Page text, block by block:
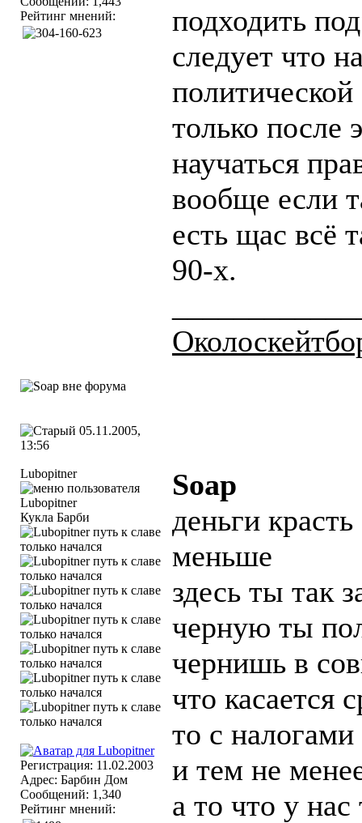
Рейтинг мнений:
подходить
следует что
политической
только после
научаться
вообще если
есть щас всё
90-х.
05.11.2005,
13:56
Lubopitner
Кукла Барби
Регистрация: 11.02.2003
Адрес: Барбин Дом
Сообщений: 1,340
Рейтинг мнений:
Soap
деньги
меньше
здесь ты так
черную ты
чернишь в
что касается
то с налогами
и тем не
а то что у